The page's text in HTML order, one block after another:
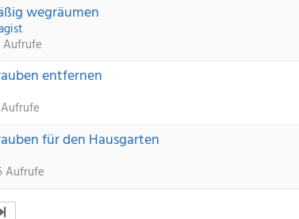
wegräumen
Aufrufe
entfernen
Aufrufe
für den Hausgarten
Aufrufe